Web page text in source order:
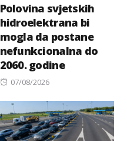
Polovina svjetskih
hidroelektrana bi
mogla da postane
nefunkcionalna do
2060. godine
Posted
07/08/2026